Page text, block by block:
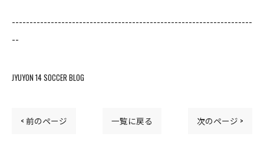
--------------------------------------------------------------------
--
JYUYON 14 SOCCER BLOG
< 前のページ 一覧に戻る 次のページ >